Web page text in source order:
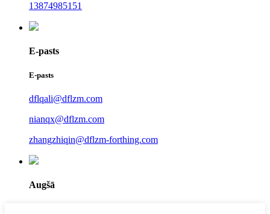
13874985151
E-pasts
E-pasts
dflqali@dflzm.com
nianqx@dflzm.com
zhangzhiqin@dflzm-forthing.com
Augšā